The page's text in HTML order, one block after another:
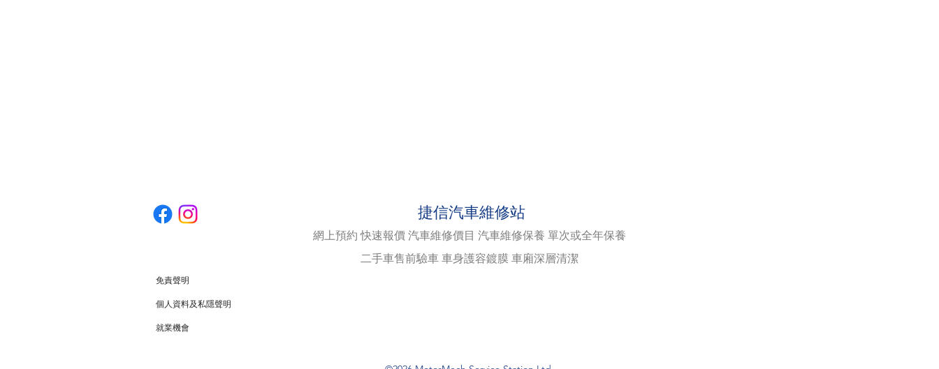
捷信汽車維修站
網上預約 快速報價 汽車維修價目 汽車維修保養 單次或全年保養
二手車售前驗車 車身護容鍍膜 車廂深層清潔
免責聲明
個人資料及私隱聲明
就業機會